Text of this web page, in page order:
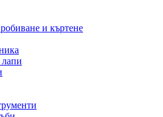
и къртене